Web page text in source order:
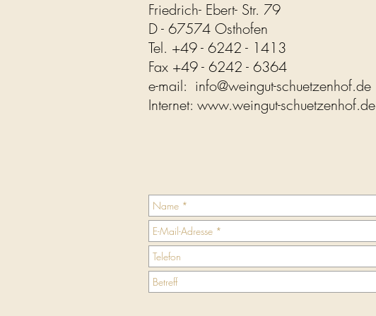
Friedrich- Ebert- Str. 79
D - 67574 Osthofen
Tel. +49 - 6242 - 1413
Fax +49 - 6242 - 6364
e-mail: info@weingut-schuetzenhof.de
Internet: www.weingut-schuetzenhof.de